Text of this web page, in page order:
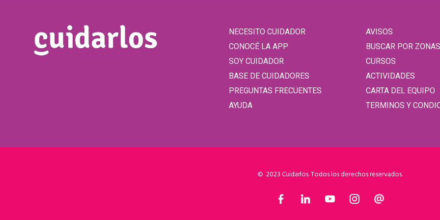
NECESITO CUIDADOR
CONOCÉ LA APP
SOY CUIDADOR
BASE DE CUIDADORES
PREGUNTAS FRECUENTES
AYUDA
AVISOS
BUSCAR POR ZONAS
CURSOS
ACTIVIDADES
CARTA DEL EQUIPO
TERMINOS Y
© 2023 Cuidarlos. Todos los derechos reservados.